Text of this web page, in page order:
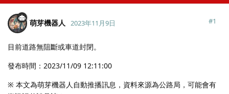
萌芽機器人 2023年11月9日 #1
目前道路無阻斷或車道封閉。
發布時間：2023/11/09 12:11:00
※ 本文為萌芽機器人自動推播訊息，資料來源為公路局，可能會有